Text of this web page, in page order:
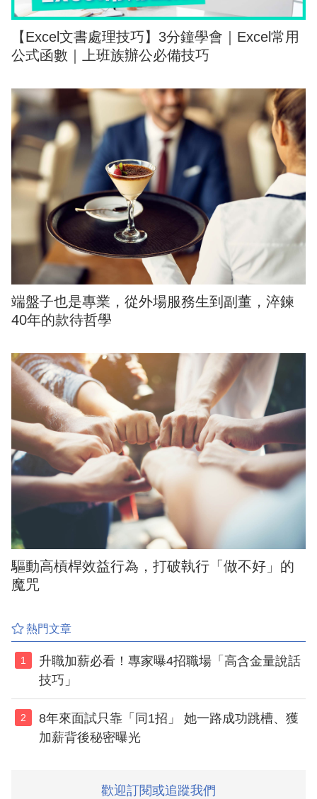
【Excel文書處理技巧】3分鐘學會｜Excel常用
公式函數｜上班族辦公必備技巧
端盤子也是專業，從外場服務生到副董，淬鍊
40年的款待哲學
驅動高槓桿效益行為，打破執行「做不好」的
魔咒
熱門文章
1
升職加薪必看！專家曝4招職場「高含金量說話
技巧」
2
8年來面試只靠「同1招」 她一路成功跳槽、獲
加薪背後秘密曝光
歡迎訂閱或追蹤我們